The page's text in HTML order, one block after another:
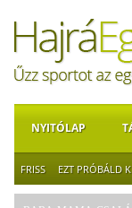
NYITÓLAP
FRISS EZT PRÓBÁLD